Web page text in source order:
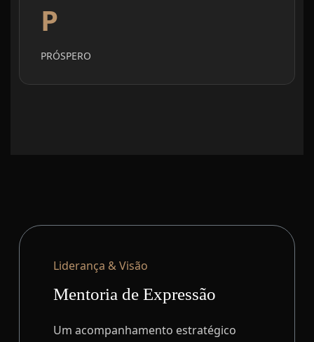
P
PRÓSPERO
Liderança & Visão
Mentoria de Expressão
Um acompanhamento estratégico